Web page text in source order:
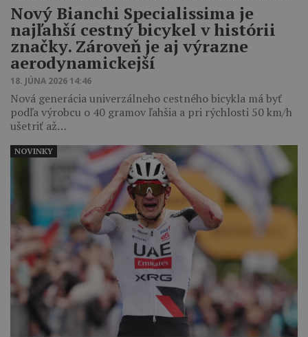
Nový Bianchi Specialissima je
najľahší cestný bicykel v histórii
značky. Zároveň je aj výrazne
aerodynamickejší
18. JÚNA 2026 14:46
Nová generácia univerzálneho cestného bicykla má byť
podľa výrobcu o 40 gramov ľahšia a pri rýchlosti 50 km/h
ušetriť až…
NOVINKY